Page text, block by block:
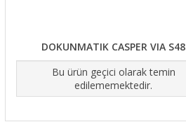
DOKUNMATIK CASPER VIA S48
Bu ürün geçici olarak temin
edilememektedir.